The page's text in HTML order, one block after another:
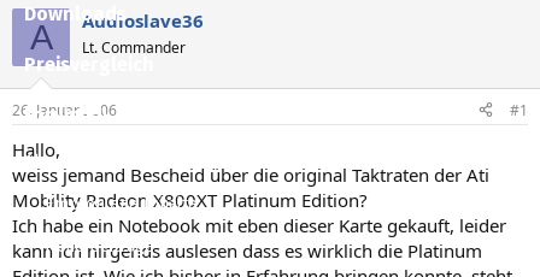
Downloads
Preisvergleich
Forum
Aktuelles
Empfohlene Inhalte
Neue Beiträge
s
t
e
e
r
s
e
t
A Audioslave36
Lt. Commander
26. Januar 2006 #1
Hallo,
weiss jemand Bescheid über die original Taktraten der Ati
Mobility Radeon X800XT Platinum Edition?
Ich habe ein Notebook mit eben dieser Karte gekauft, leider
kann ich nirgends auslesen dass es wirklich die Platinum